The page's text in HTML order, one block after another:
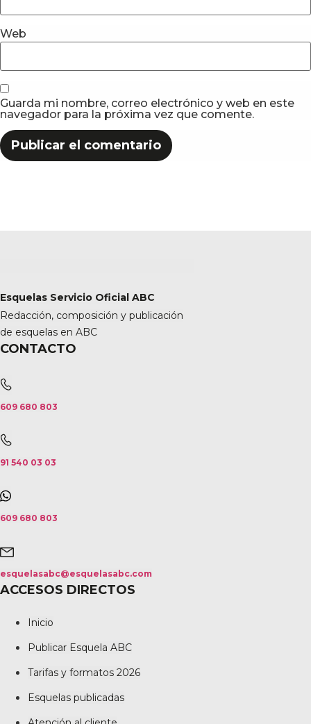
Web
Guarda mi nombre, correo electrónico y web en este
navegador para la próxima vez que comente.
Esquelas Servicio Oficial ABC
Redacción, composición y publicación
de esquelas en ABC
CONTACTO
609 680 803
91 540 03 03
609 680 803
esquelasabc@esquelasabc.com
ACCESOS DIRECTOS
Inicio
Publicar Esquela ABC
Tarifas y formatos 2026
Esquelas publicadas